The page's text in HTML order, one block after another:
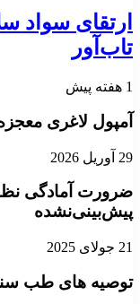
ارتقای سواد
تاب‌آور
1 هفته پیش
آمپول‌ لاغری
29 آوریل 2026
ضرورت آمادگی
پیش‌بینی‌نشده
21 جولای 2025
توصیه های طب